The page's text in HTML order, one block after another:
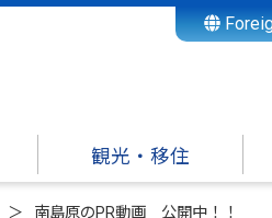
観光・移住
南島原のPR動画 公開中！！